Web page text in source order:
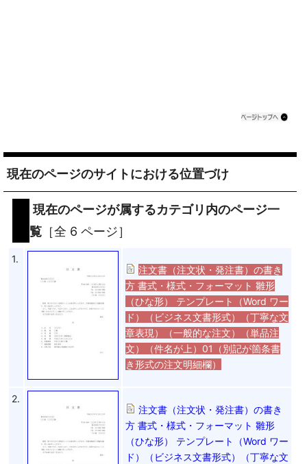
現在のページのサイトにおける位置づけ
現在のページが属するカテゴリ内のページ一
覧 ［全 6 ページ］
1.
注文書（注文状・発注書）の書き
方 書式・様式・フォーマット 雛形
（ひな形） テンプレート（Word ワー
ド）（ビジネス文書形式）（丁寧な文
章表現）（一般的な注文）（単品注
文）（件名が上）01（別記が箇条書
き形式の注文明細欄）
2.
注文書（注文状・発注書）の書き
方 書式・様式・フォーマット 雛形
（ひな形） テンプレート（Word ワー
ド）（ビジネス文書形式）（丁寧な文